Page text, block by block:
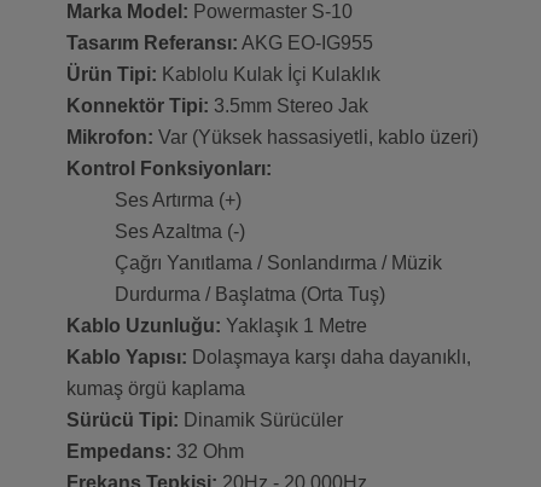
Marka Model: Powermaster S-10
Tasarım Referansı: AKG EO-IG955
Ürün Tipi: Kablolu Kulak İçi Kulaklık
Konnektör Tipi: 3.5mm Stereo Jak
Mikrofon: Var (Yüksek hassasiyetli, kablo üzeri)
Kontrol Fonksiyonları:
Ses Artırma (+)
Ses Azaltma (-)
Çağrı Yanıtlama / Sonlandırma / Müzik
Durdurma / Başlatma (Orta Tuş)
Kablo Uzunluğu: Yaklaşık 1 Metre
Kablo Yapısı: Dolaşmaya karşı daha dayanıklı,
kumaş örgü kaplama
Sürücü Tipi: Dinamik Sürücüler
Empedans: 32 Ohm
Frekans Tepkisi: 20Hz - 20,000Hz